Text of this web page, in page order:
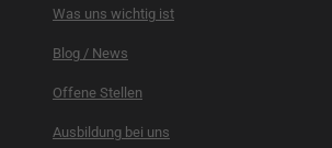
Was uns wichtig ist
Blog / News
Offene Stellen
Ausbildung bei uns